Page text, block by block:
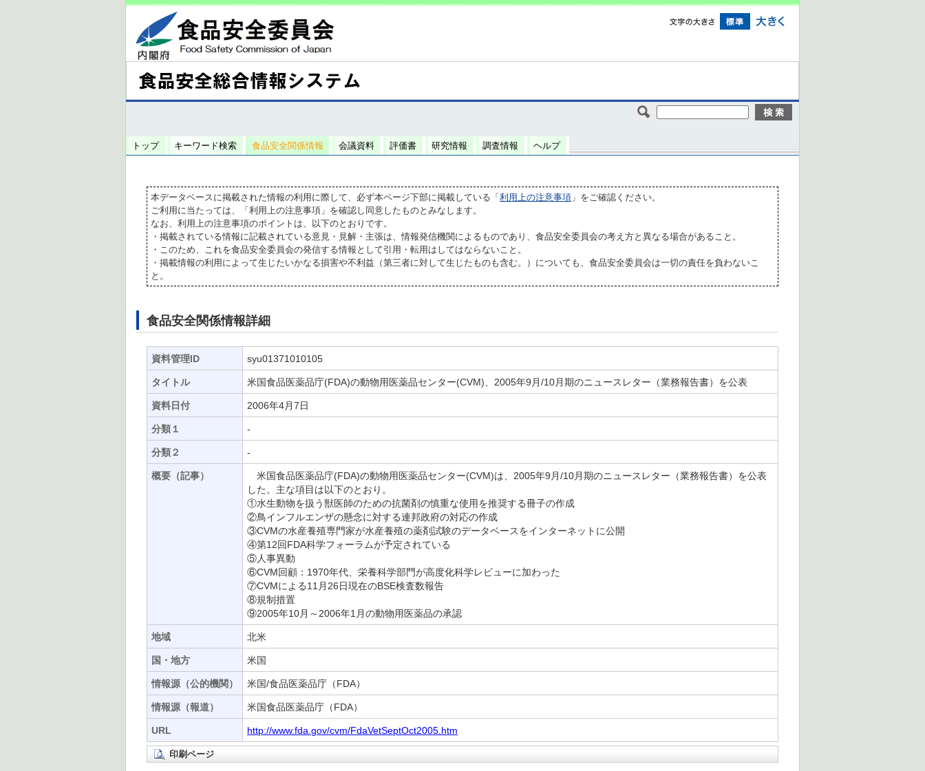
トップ キーワード検索 食品安全関係情報 会議資料 評価書 研究情報 調査情報 ヘルプ
本データベースに掲載された情報の利用に際して、必ず本ページ下部に掲載している「 利用上の注意事項 」をご確認ください。
ご利用に当たっては、「利用上の注意事項」を確認し同意したものとみなします。
なお、利用上の注意事項のポイントは、以下のとおりです。
・掲載されている情報に記載されている意見・見解・主張は、情報発信機関によるものであり、食品安全委員会の考え方と異なる場合があること。
・このため、これを食品安全委員会の発信する情報として引用・転用はしてはならないこと。
・掲載情報の利用によって生じたいかなる損害や不利益（第三者に対して生じたものも含む。）についても、食品安全委員会は一切の責任を負わないこ
と。
食品安全関係情報詳細
資料管理ID syu01371010105
タイトル 米国食品医薬品庁(FDA)の動物用医薬品センター(CVM)、2005年9月/10月期のニュースレター（業務報告書）を公表
資料日付 2006年4月7日
分類１ -
分類２ -
概要（記事）
米国食品医薬品庁(FDA)の動物用医薬品センター(CVM)は、2005年9月/10月期のニュースレター（業務報告書）を公表
した。主な項目は以下のとおり。
①水生動物を扱う獣医師のための抗菌剤の慎重な使用を推奨する冊子の作成
②鳥インフルエンザの懸念に対する連邦政府の対応の作成
③CVMの水産養殖専門家が水産養殖の薬剤試験のデータベースをインターネットに公開
④第12回FDA科学フォーラムが予定されている
⑤人事異動
⑥CVM回顧：1970年代、栄養科学部門が高度化科学レビューに加わった
⑦CVMによる11月26日現在のBSE検査数報告
⑧規制措置
⑨2005年10月～2006年1月の動物用医薬品の承認
地域 北米
国・地方 米国
情報源（公的機関） 米国/食品医薬品庁（FDA）
情報源（報道） 米国食品医薬品庁（FDA）
URL http://www.fda.gov/cvm/FdaVetSeptOct2005.htm
印刷ページ